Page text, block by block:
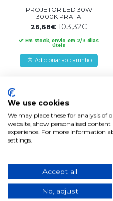
PROJETOR LED 30W
3000K PRATA
26,68€103,32€
Em stock, envio em 2/3 dias
úteis
Adicionar ao carrinho
Finalize com
necessidades de luz
instalando um
jardim, terraço ou
We use cookies
We may place these for analysis
website, show personalised
experience. For more information
settings.
Accept all
No, adjust